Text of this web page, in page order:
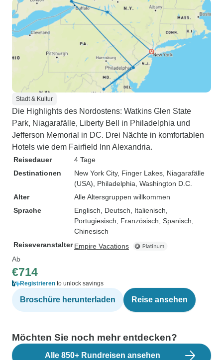
Stadt & Kultur
Die Highlights des Nordostens: Watkins Glen State
Park, Niagarafälle, Liberty Bell in Philadelphia und
Jefferson Memorial in DC. Drei Nächte in komfortablen
Hotels wie dem Fairfield Inn Alexandria.
Reisedauer
4 Tage
Destinationen
New York City, Finger Lakes , Niagarafälle
(USA) , Philadelphia , Washington D.C.
Alter
Alle Altersgruppen willkommen
Sprache
Englisch, Deutsch, Italienisch,
Portugiesisch, Französisch, Spanisch,
Chinesisch
Reiseveranstalter Empire Vacations
Ab
€714
Registrieren to unlock savings
Broschüre herunterladen Reise ansehen
Möchten Sie noch mehr entdecken?
Alle 850+ Rundreisen ansehen